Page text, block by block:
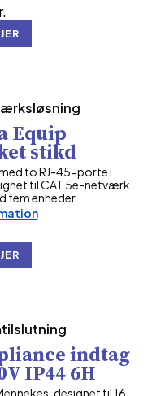
Equip
stikd
to RJ-45-porte i
til CAT 5e-netværk
fem enheder.
indtag
IP44 6H
designet til 16